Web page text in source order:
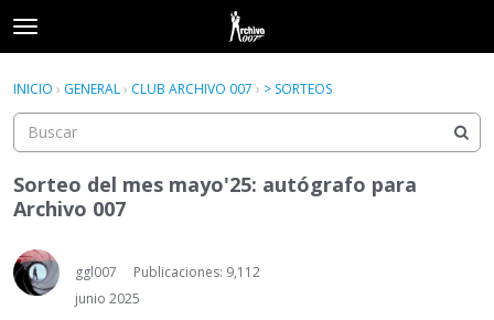
t
o
g
e
m
e
n
u
Acceder Registrarse
Hilos
Actividad
Acceder Registrarse
INICIO › GENERAL› CLUB ARCHIVO 007 › > SORTEOS
Sorteo del mes mayo'25: autógrafo para
Archivo 007
ggl007
Publicaciones: 9,112
junio 2025